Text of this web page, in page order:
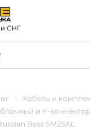
и СНГ
-
Кабель и
и Y-
Bass 5M2SAL